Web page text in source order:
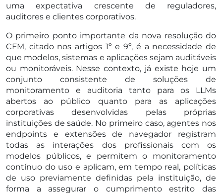
uma expectativa crescente de reguladores,
auditores e clientes corporativos.
O primeiro ponto importante da nova resolução do
CFM, citado nos artigos 1º e 9º, é a necessidade de
que modelos, sistemas e aplicações sejam auditáveis
ou monitoráveis. Nesse contexto, já existe hoje um
conjunto consistente de soluções de
monitoramento e auditoria tanto para os LLMs
abertos ao público quanto para as aplicações
corporativas desenvolvidas pelas próprias
instituições de saúde. No primeiro caso, agentes nos
endpoints e extensões de navegador registram
todas as interações dos profissionais com os
modelos públicos, e permitem o monitoramento
contínuo do uso e aplicam, em tempo real, políticas
de uso previamente definidas pela instituição, de
forma a assegurar o cumprimento estrito das